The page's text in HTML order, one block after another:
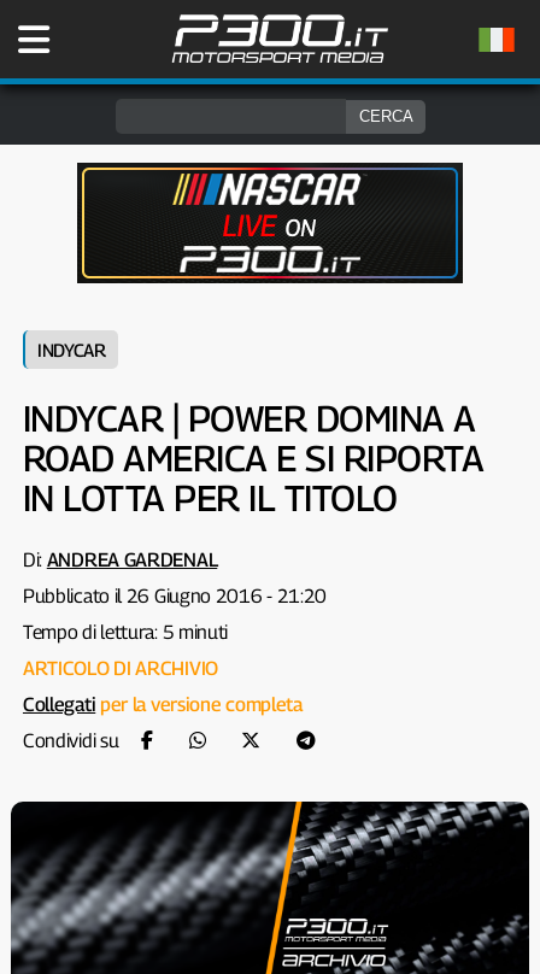
INDYCAR
INDYCAR | POWER DOMINA A
ROAD AMERICA E SI RIPORTA
IN LOTTA PER IL TITOLO
Di: ANDREA GARDENAL
Pubblicato il 26 Giugno 2016 - 21:20
Tempo di lettura: 5 minuti
ARTICOLO DI ARCHIVIO
Collegati per la versione completa
Condividi su